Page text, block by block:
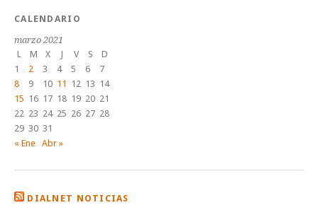
CALENDARIO
marzo 2021
L
M X J V S
D
1
2 3 4 5 6
7
8
9 10 11 12 13 14
15 16 17 18 19 20 21
22 23 24 25 26 27 28
29 30 31
« Ene Abr »
DIALNET NOTICIAS